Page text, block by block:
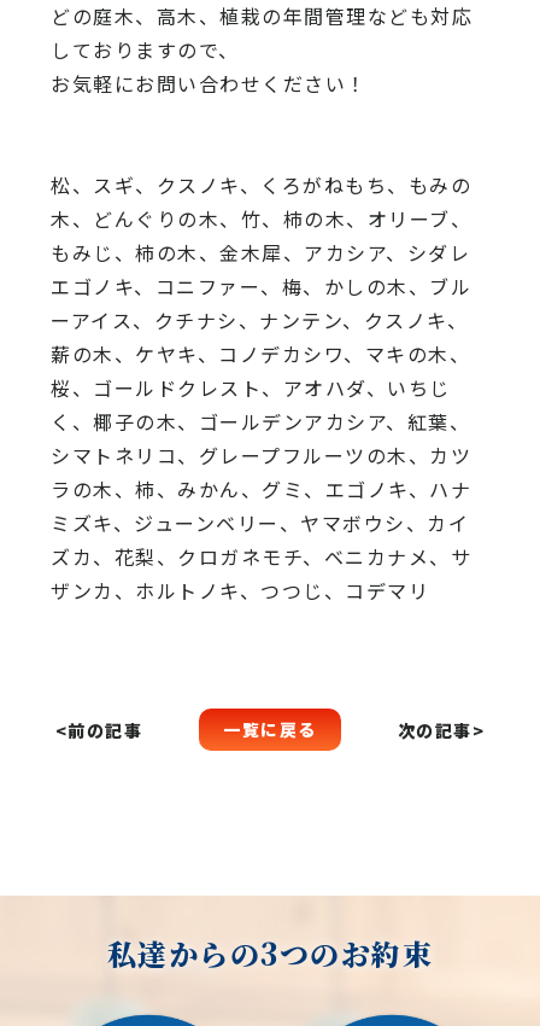
どの庭木、高木、植栽の年間管理なども対応
しておりますので、
お気軽にお問い合わせください！
松、スギ、クスノキ、くろがねもち、もみの
木、どんぐりの木、 竹、柿の木、オリーブ、
もみじ、柿の木、金木犀、アカシア、 シダレ
エゴノキ、コニファー、梅、かしの木、ブル
ーアイス、 クチナシ、ナンテン、クスノキ、
薪の木、ケヤキ、コノデカシワ、マキの木、
桜、 ゴールドクレスト、アオハダ、いちじ
く、椰子の木、 ゴールデンアカシア、紅葉、
シマトネリコ、 グレープフルーツの木、カツ
ラの木、柿、みかん、グミ、 エゴノキ、ハナ
ミズキ、ジューンベリー、ヤマボウシ、カイ
ズカ、 花梨、クロガネモチ、ベニカナメ、サ
ザンカ、ホルトノキ、 つつじ、コデマリ
<前の記事 一覧に戻る 次の記事>
私達からの3つのお約束